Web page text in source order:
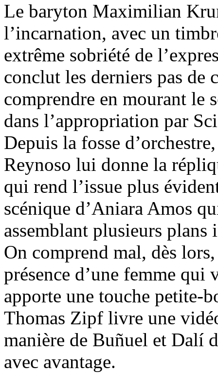
Le baryton Maximilian
l’incarnation, avec un
extrême sobriété de
conclut les derniers pas de
comprendre en mourant le
dans l’appropriation par
Depuis la fosse
Reynoso lui donne la
qui rend l’issue plus
scénique d’Aniara Amos
assemblant plusieurs
On comprend mal, dès
présence d’une femme
apporte une touche petite-
Thomas Zipf livre une
manière de Buñuel et Dalí
avec avantage.